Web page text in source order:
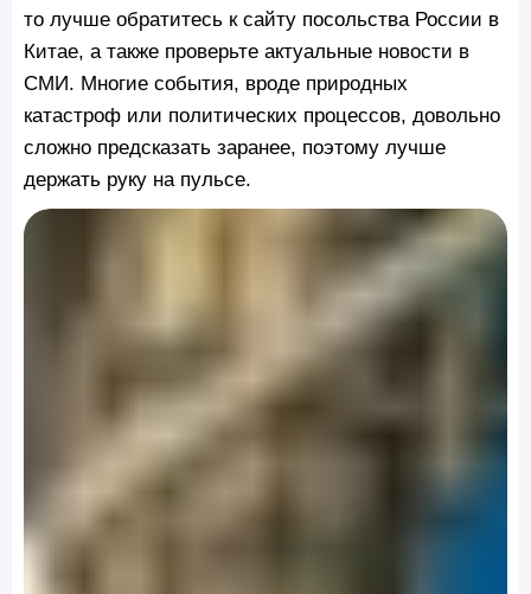
то лучше обратитесь к сайту посольства России в
Китае, а также проверьте актуальные новости в
СМИ. Многие события, вроде природных
катастроф или политических процессов, довольно
сложно предсказать заранее, поэтому лучше
держать руку на пульсе.